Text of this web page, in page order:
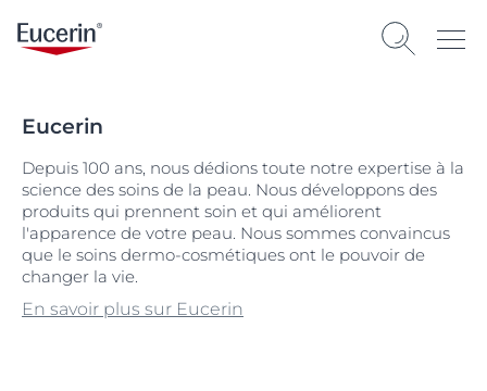
Eucerin
Depuis 100 ans, nous dédions toute notre expertise à la
science des soins de la peau. Nous développons des
produits qui prennent soin et qui améliorent
l'apparence de votre peau. Nous sommes convaincus
que le soins dermo-cosmétiques ont le pouvoir de
changer la vie.
En savoir plus sur Eucerin